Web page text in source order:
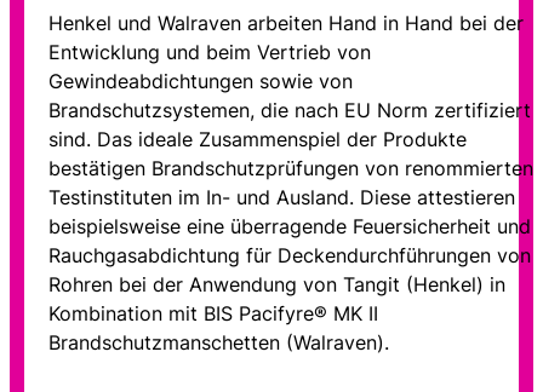
Henkel und Walraven arbeiten Hand in Hand bei der
Entwicklung und beim Vertrieb von
Gewindeabdichtungen sowie von
Brandschutzsystemen, die nach EU Norm zertifiziert
sind. Das ideale Zusammenspiel der Produkte
bestätigen Brandschutzprüfungen von renommierten
Testinstituten im In- und Ausland. Diese attestieren
beispielsweise eine überragende Feuersicherheit und
Rauchgasabdichtung für Deckendurchführungen von
Rohren bei der Anwendung von Tangit (Henkel) in
Kombination mit BIS Pacifyre® MK II
Brandschutzmanschetten (Walraven).